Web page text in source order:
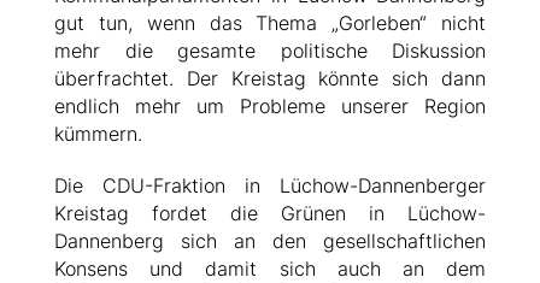
gut tun, wenn das Thema „Gorleben“ nicht
mehr die gesamte politische Diskussion
überfrachtet. Der Kreistag könnte sich dann
endlich mehr um Probleme unserer Region
kümmern.
Die CDU-Fraktion in Lüchow-Dannenberger
Kreistag fordet die Grünen in Lüchow-
Dannenberg sich an den gesellschaftlichen
Konsens und damit sich auch an dem